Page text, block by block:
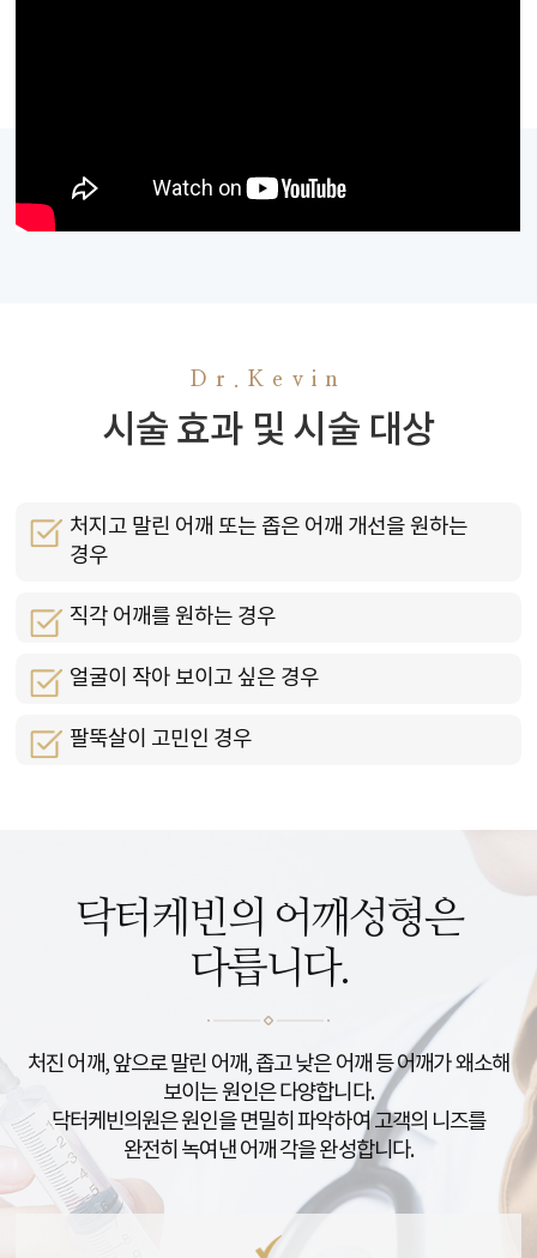
Dr.Kevin
시술 효과 및 시술 대상
처지고 말린 어깨 또는 좁은 어깨 개선을 원하는
경우
직각 어깨를 원하는 경우
얼굴이 작아 보이고 싶은 경우
팔뚝살이 고민인 경우
닥터케빈의 어깨성형은
다릅니다.
처진 어깨, 앞으로 말린 어깨, 좁고 낮은 어깨 등 어깨가 왜소해
보이는 원인은 다양합니다.
닥터케빈의원은 원인을 면밀히 파악하여 고객의 니즈를
완전히 녹여낸 어깨 각을 완성합니다.